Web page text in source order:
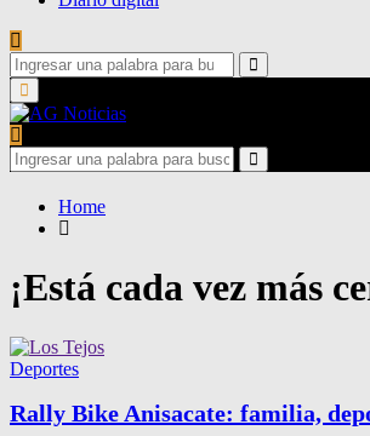
Search
for:
Search
Primary
Menu
Search
for:
Search
Home
¡Está cada vez más
Deportes
Rally Bike Anisacate: familia,